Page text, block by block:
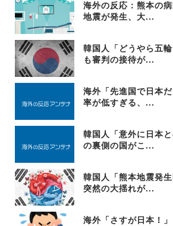
海外の反応：熊本の
地震が発生、大...
韓国人「どうやら五
も審判の接待が...
海外「先進国で日本
率が低すぎる、...
韓国人「意外に日本
の裏側の国がこ...
韓国人「熊本地震発
突然の大揺れが...
海外「さすが日本！